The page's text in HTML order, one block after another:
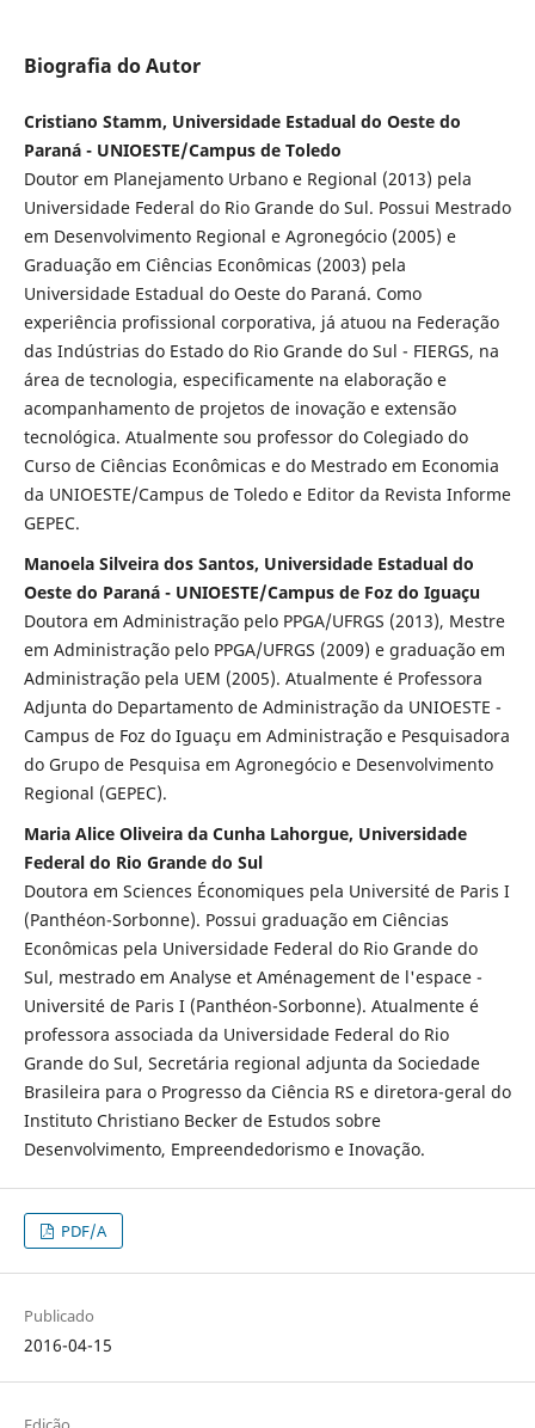
Biografia do Autor
Cristiano Stamm, Universidade Estadual do Oeste do
Paraná - UNIOESTE/Campus de Toledo
Doutor em Planejamento Urbano e Regional (2013) pela
Universidade Federal do Rio Grande do Sul. Possui Mestrado
em Desenvolvimento Regional e Agronegócio (2005) e
Graduação em Ciências Econômicas (2003) pela
Universidade Estadual do Oeste do Paraná. Como
experiência profissional corporativa, já atuou na Federação
das Indústrias do Estado do Rio Grande do Sul - FIERGS, na
área de tecnologia, especificamente na elaboração e
acompanhamento de projetos de inovação e extensão
tecnológica. Atualmente sou professor do Colegiado do
Curso de Ciências Econômicas e do Mestrado em Economia
da UNIOESTE/Campus de Toledo e Editor da Revista Informe
GEPEC.
Manoela Silveira dos Santos, Universidade Estadual do
Oeste do Paraná - UNIOESTE/Campus de Foz do Iguaçu
Doutora em Administração pelo PPGA/UFRGS (2013), Mestre
em Administração pelo PPGA/UFRGS (2009) e graduação em
Administração pela UEM (2005). Atualmente é Professora
Adjunta do Departamento de Administração da UNIOESTE -
Campus de Foz do Iguaçu em Administração e Pesquisadora
do Grupo de Pesquisa em Agronegócio e Desenvolvimento
Regional (GEPEC).
Maria Alice Oliveira da Cunha Lahorgue, Universidade
Federal do Rio Grande do Sul
Doutora em Sciences Économiques pela Université de Paris I
(Panthéon-Sorbonne). Possui graduação em Ciências
Econômicas pela Universidade Federal do Rio Grande do
Sul, mestrado em Analyse et Aménagement de l'espace -
Université de Paris I (Panthéon-Sorbonne). Atualmente é
professora associada da Universidade Federal do Rio
Grande do Sul, Secretária regional adjunta da Sociedade
Brasileira para o Progresso da Ciência RS e diretora-geral do
Instituto Christiano Becker de Estudos sobre
Desenvolvimento, Empreendedorismo e Inovação.
PDF/A
Publicado
2016-04-15